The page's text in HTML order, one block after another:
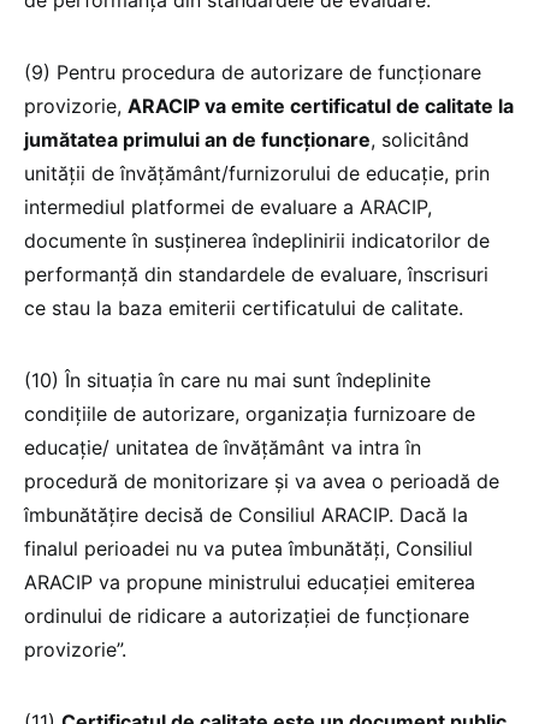
(9) Pentru procedura de autorizare de funcționare
provizorie, ARACIP va emite certificatul de calitate la
jumătatea primului an de funcționare, solicitând
unității de învățământ/furnizorului de educație, prin
intermediul platformei de evaluare a ARACIP,
documente în susținerea îndeplinirii indicatorilor de
performanță din standardele de evaluare, înscrisuri
ce stau la baza emiterii certificatului de calitate.
(10) În situația în care nu mai sunt îndeplinite
condițiile de autorizare, organizația furnizoare de
educație/ unitatea de învățământ va intra în
procedură de monitorizare și va avea o perioadă de
îmbunătățire decisă de Consiliul ARACIP. Dacă la
finalul perioadei nu va putea îmbunătăți, Consiliul
ARACIP va propune ministrului educației emiterea
ordinului de ridicare a autorizației de funcționare
provizorie”.